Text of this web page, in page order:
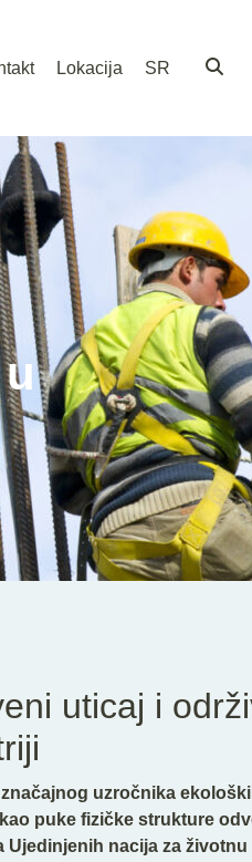
Lokacija SR
uticaj i
uzročnika
puke fizičke strukture
Ujedinjenih nacija za